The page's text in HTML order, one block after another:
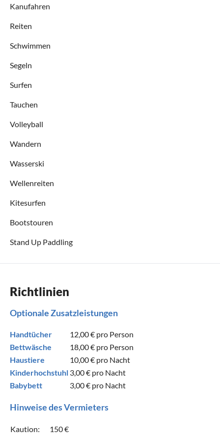
Kanufahren
Reiten
Schwimmen
Segeln
Surfen
Tauchen
Volleyball
Wandern
Wasserski
Wellenreiten
Kitesurfen
Bootstouren
Stand Up Paddling
Richtlinien
Optionale Zusatzleistungen
Handtücher 12,00 € pro Person
Bettwäsche
18,00 € pro Person
Haustiere
10,00 € pro Nacht
Kinderhochstuhl 3,00 € pro Nacht
Babybett
3,00 € pro Nacht
Hinweise des Vermieters
Kaution:
150 €